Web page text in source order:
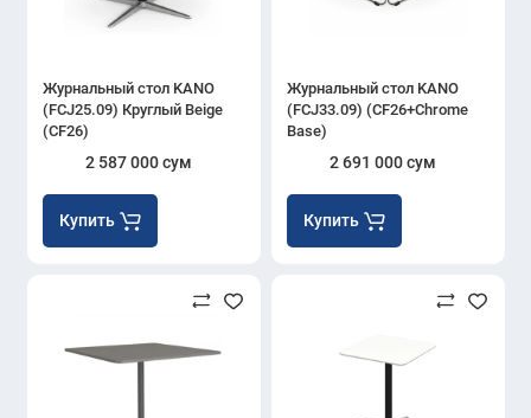
Журнальный стол KANO
(FCJ25.09) Круглый Beige
(CF26)
2 587 000 сум
Купить
Журнальный стол KANO
(FCJ33.09) (CF26+Chrome
Base)
2 691 000 сум
Купить